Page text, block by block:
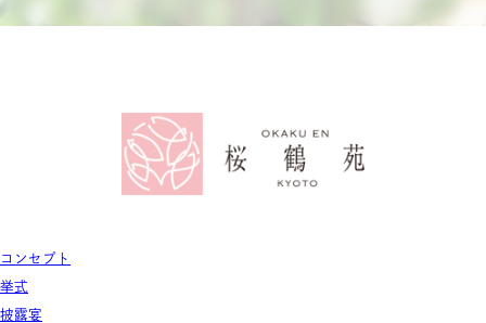
コンセプト
挙式
披露宴